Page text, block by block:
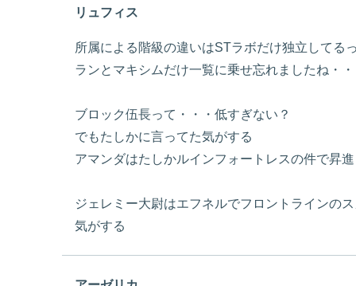
リュフィス
所属による階級の違いはSTラボだけ独立してる
ランとマキシムだけ一覧に乗せ忘れましたね・
ブロック伍長って・・・低すぎない？
でもたしかに言ってた気がする
アマンダはたしかルインフォートレスの件で昇
ジェレミー大尉はエフネルでフロントラインの
気がする